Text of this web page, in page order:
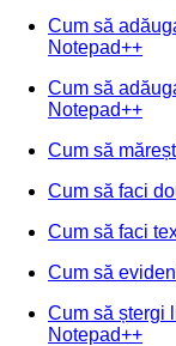
Cum să
Notepad++
Cum să
Notepad++
Cum să
Cum să faci
Cum să faci
Cum să
Cum să ștergi
Notepad++